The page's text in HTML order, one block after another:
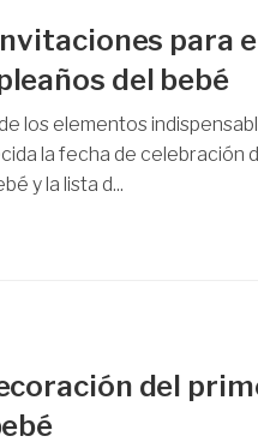
para
del bebé
los elementos
la fecha de celebración
y la lista d...
del